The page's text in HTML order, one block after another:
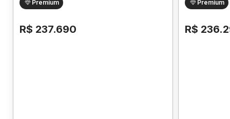
Premium
R$ 237.690
Premium
R$